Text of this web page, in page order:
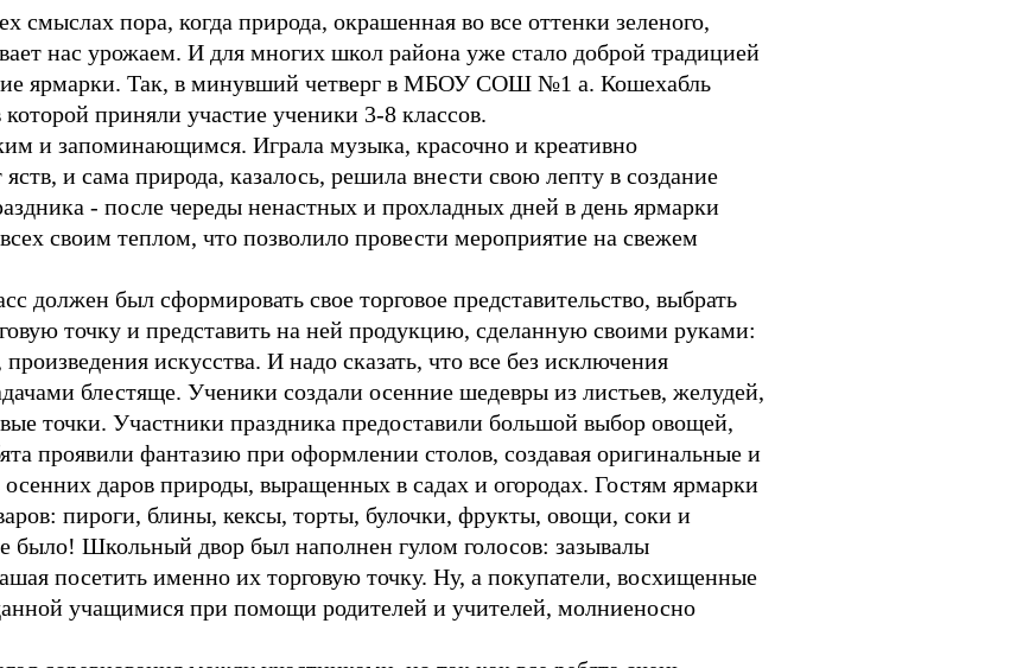
смыслах пора, когда природа, окрашенная во все оттенки зеленого,
нас урожаем. И для многих школ района уже стало доброй традицией
ярмарки. Так, в минувший четверг в МБОУ СОШ №1 а. Кошехабль
приняли участие ученики 3-8 классов.
и запоминающимся. Играла музыка, красочно и креативно
и сама природа, казалось, решила внести свою лепту в создание
- после череды ненастных и прохладных дней в день ярмарки
своим теплом, что позволило провести мероприятие на свежем
должен был сформировать свое торговое представительство, выбрать
точку и представить на ней продукцию, сделанную своими руками:
искусства. И надо сказать, что все без исключения
блестяще. Ученики создали осенние шедевры из листьев, желудей,
точки. Участники праздника предоставили большой выбор овощей,
проявили фантазию при оформлении столов, создавая оригинальные и
даров природы, выращенных в садах и огородах. Гостям ярмарки
пироги, блины, кексы, торты, булочки, фрукты, овощи, соки и
было! Школьный двор был наполнен гулом голосов: зазывалы
посетить именно их торговую точку. Ну, а покупатели, восхищенные
учащимися при помощи родителей и учителей, молниеносно